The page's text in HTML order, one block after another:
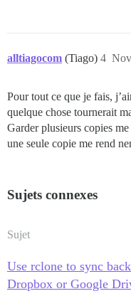
alltiagocom (Tiago) 4
Pour tout ce que je fais,
quelque chose tournerait
Garder plusieurs copies
une seule copie me rend
Sujets connexes
Sujet
Use rclone to sync
Dropbox or Google